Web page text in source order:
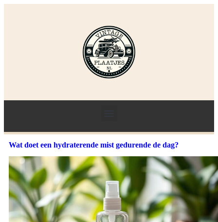
Wat doet een hydraterende mist gedurende de dag?